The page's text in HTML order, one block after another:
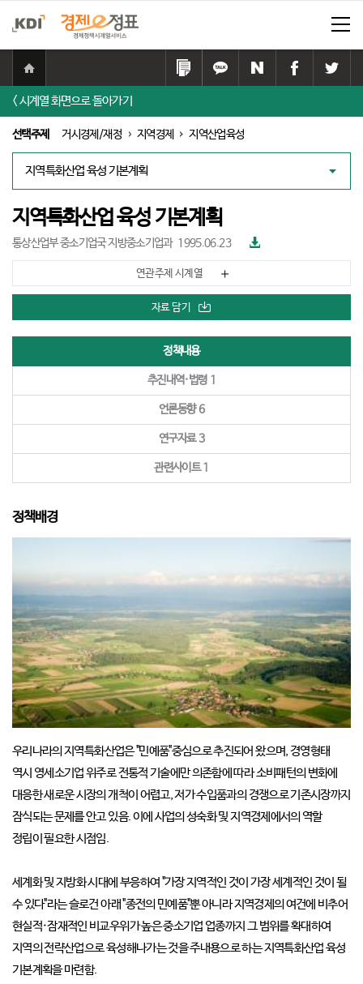
로
이
동
링
크
사
하
기
카
카
톡
공
유
네
이
공
하
페
이
북
유
트
위
공
하
기
< 시계열 화면으로 돌아가기
선택주제 거시경제/재정 지역경제 지역산업육성
리
스
트
지역특화산업 육성 기본계획
통상산업부 중소기업국 지방중소기업과 1995.06.23
파
드
연관주제 시계열
자료 담기
정책내용
추진내역·법령 1
언론동향 6
연구자료 3
관련사이트 1
정책배경
우리나라의 지역특화산업은 "민예품"중심으로 추진되어 왔으며, 경영형태
역시 영세소기업 위주로 전통적 기술에만 의존함에 따라 소비패턴의 변화에
대응한 새로운 시장의 개척이 어렵고, 저가 수입품과의 경쟁으로 기존시장까지
잠식되는 문제를 안고 있음. 이에 사업의 성숙화 및 지역경제에서의 역할
정립이 필요한 시점임.
세계화 및 지방화 시대에 부응하여 "가장 지역적인 것이 가장 세계적인 것이 될
수 있다"라는 슬로건 아래 "종전의 민예품"뿐 아니라 지역경제의 여건에 비추어
현실적·잠재적인 비교우위가 높은 중소기업 업종까지 그 범위를 확대하여
지역의 전략산업으로 육성해나가는 것을 주내용으로 하는 지역특화산업 육성
기본계획을 마련함.